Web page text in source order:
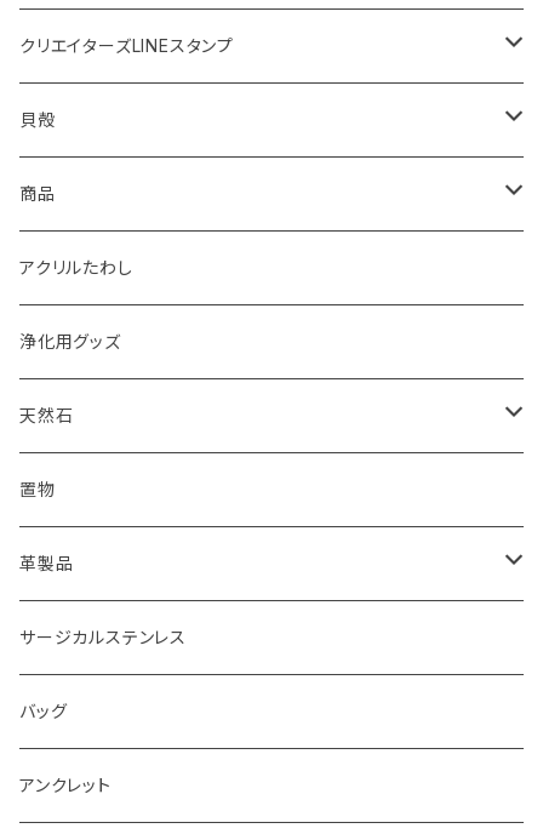
貝キャンドル
天然石キャンドル
体験教室
高さ10cm
体験教室
Masatsugu
2022
yumemiru strawberry
HIROMU
稲子
クリエイターズLINEスタンプ
Satomi
yumemiru strawberry
Masatsugu
貝殻
ピアス
商品
紅茶
アクリルたわし
浄化用グッズ
天然石
オイル
ピアス
置物
革製品
ピアス
キーホルダー
サージカルステンレス
バッグ
アンクレット